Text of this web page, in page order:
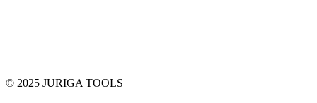
© 2025 JURIGA TOOLS